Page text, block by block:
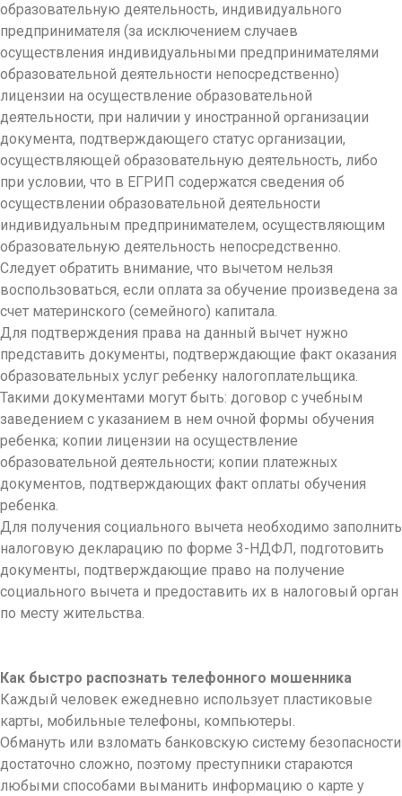
образовательную деятельность, индивидуального
предпринимателя (за исключением случаев
осуществления индивидуальными предпринимателями
образовательной деятельности непосредственно)
лицензии на осуществление образовательной
деятельности, при наличии у иностранной организации
документа, подтверждающего статус организации,
осуществляющей образовательную деятельность, либо
при условии, что в ЕГРИП содержатся сведения об
осуществлении образовательной деятельности
индивидуальным предпринимателем, осуществляющим
образовательную деятельность непосредственно.
Следует обратить внимание, что вычетом нельзя
воспользоваться, если оплата за обучение произведена за
счет материнского (семейного) капитала.
Для подтверждения права на данный вычет нужно
представить документы, подтверждающие факт оказания
образовательных услуг ребенку налогоплательщика.
Такими документами могут быть: договор с учебным
заведением с указанием в нем очной формы обучения
ребенка; копии лицензии на осуществление
образовательной деятельности; копии платежных
документов, подтверждающих факт оплаты обучения
ребенка.
Для получения социального вычета необходимо заполнить
налоговую декларацию по форме 3-НДФЛ, подготовить
документы, подтверждающие право на получение
социального вычета и предоставить их в налоговый орган
по месту жительства.
Как быстро распознать телефонного мошенника
Каждый человек ежедневно использует пластиковые
карты, мобильные телефоны, компьютеры.
Обмануть или взломать банковскую систему безопасности
достаточно сложно, поэтому преступники стараются
любыми способами выманить информацию о карте у